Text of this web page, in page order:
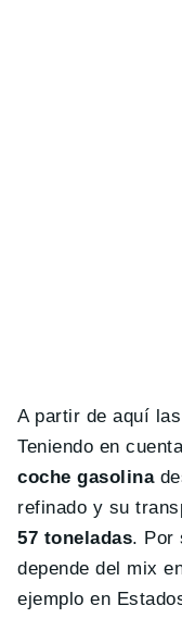
A partir de aquí
Teniendo en
coche gasolina
refinado y su
57 toneladas. Por
depende del mix
ejemplo en